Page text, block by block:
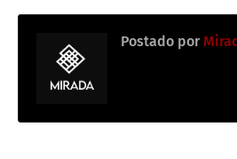
Postado por